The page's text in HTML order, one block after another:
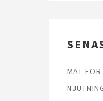
MAT FÖR